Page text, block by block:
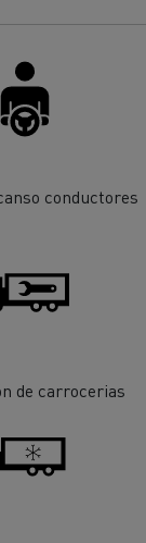
conductores
de carrocerias